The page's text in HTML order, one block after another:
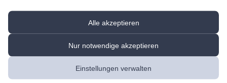
Alle akzeptieren
Nur notwendige akzeptieren
Einstellungen verwalten
Weingarten-Apotheke
+49-761 484200
+49-761 473147